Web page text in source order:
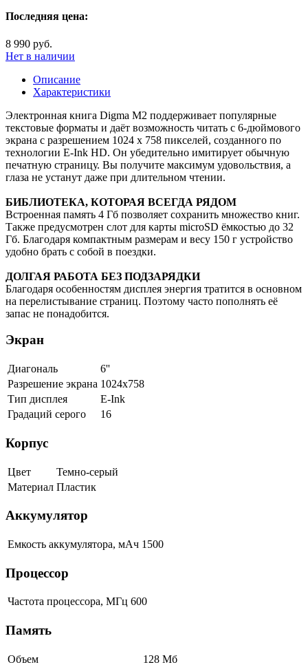
Последняя цена:
8 990 руб.
Нет в наличии
Описание
Характеристики
Электронная книга Digma М2 поддерживает популярные
текстовые форматы и даёт возможность читать с 6-дюймового
экрана с разрешением 1024 х 758 пикселей, созданного по
технологии E-Ink HD. Он убедительно имитирует обычную
печатную страницу. Вы получите максимум удовольствия, а
глаза не устанут даже при длительном чтении.
БИБЛИОТЕКА, КОТОРАЯ ВСЕГДА РЯДОМ
Встроенная память 4 Гб позволяет сохранить множество книг.
Также предусмотрен слот для карты microSD ёмкостью до 32
Гб. Благодаря компактным размерам и весу 150 г устройство
удобно брать с собой в поездки.
ДОЛГАЯ РАБОТА БЕЗ ПОДЗАРЯДКИ
Благодаря особенностям дисплея энергия тратится в основном
на перелистывание страниц. Поэтому часто пополнять её
запас не понадобится.
Экран
Диагональ
6''
Разрешение экрана 1024x758
Тип дисплея
E-Ink
Градаций серого
16
Корпус
Цвет
Темно-серый
Материал Пластик
Аккумулятор
Емкость аккумулятора, мАч 1500
Процессор
Частота процессора, МГц 600
Память
Объем
128 Мб